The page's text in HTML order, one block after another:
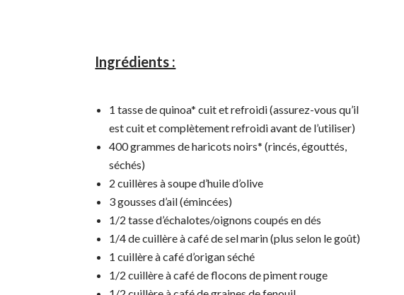
Ingrédients :
1 tasse de quinoa* cuit et refroidi (assurez-vous qu’il
est cuit et complètement refroidi avant de l’utiliser)
400 grammes de haricots noirs* (rincés, égouttés,
séchés)
2 cuillères à soupe d’huile d’olive
3 gousses d’ail (émincées)
1/2 tasse d’échalotes/oignons coupés en dés
1/4 de cuillère à café de sel marin (plus selon le goût)
1 cuillère à café d’origan séché
1/2 cuillère à café de flocons de piment rouge